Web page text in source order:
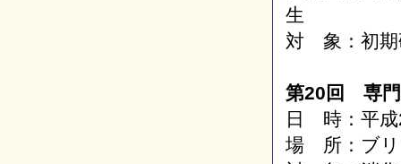
生
対 象：初期
第20回 専門
日 時：平成
場 所：ブ